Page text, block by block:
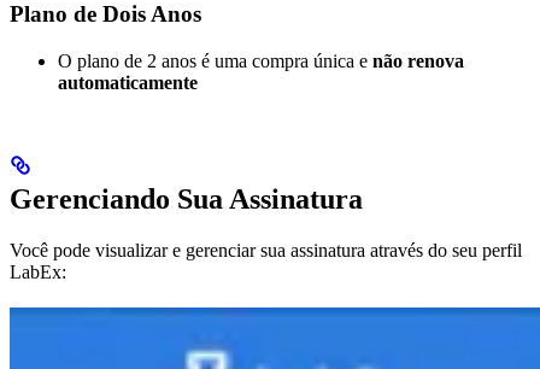
Plano de Dois Anos
O plano de 2 anos é uma compra única e não renova
automaticamente
Gerenciando Sua Assinatura
Você pode visualizar e gerenciar sua assinatura através do seu perfil
LabEx: